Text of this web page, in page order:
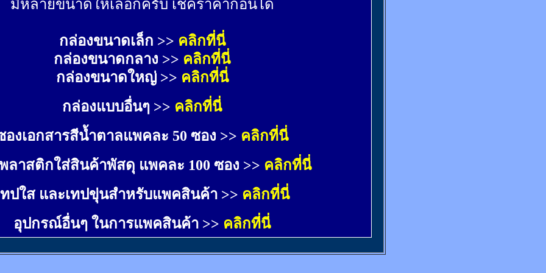
มีหลายขนาดให้เลือกครับ เช็คราคาก่อนได้
กล่องขนาดเล็ก >> คลิกที่นี่
กล่องขนาดกลาง >> คลิกที่นี่
กล่องขนาดใหญ่ >> คลิกที่นี่
กล่องแบบอื่นๆ >> คลิกที่นี่
องเอกสารสีน้ำตาลแพคละ 50 ซอง >> คลิกที่นี่
ลาสติกใส่สินค้าพัสดุ แพคละ 100 ซอง >> คลิกที่นี่
ทปใส และเทปขุ่นสำหรับแพคสินค้า >> คลิกที่นี่
อุปกรณ์อื่นๆ ในการแพคสินค้า >> คลิกที่นี่